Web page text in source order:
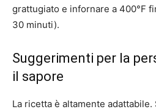
grattugiato e infornare a 400°F
30 minuti).
Suggerimenti per la
il sapore
La ricetta è altamente